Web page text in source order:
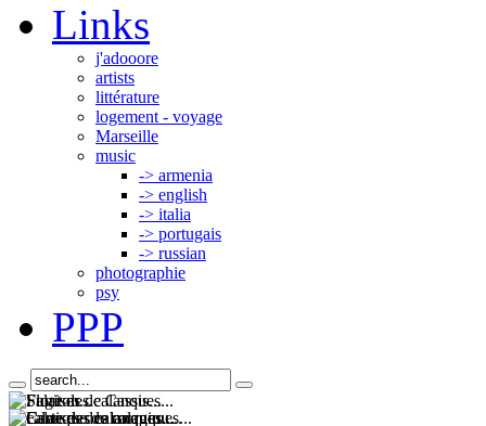
Links
j'adooore
artists
littérature
logement - voyage
Marseille
music
-> armenia
-> english
-> italia
-> portugais
-> russian
photographie
psy
PPP